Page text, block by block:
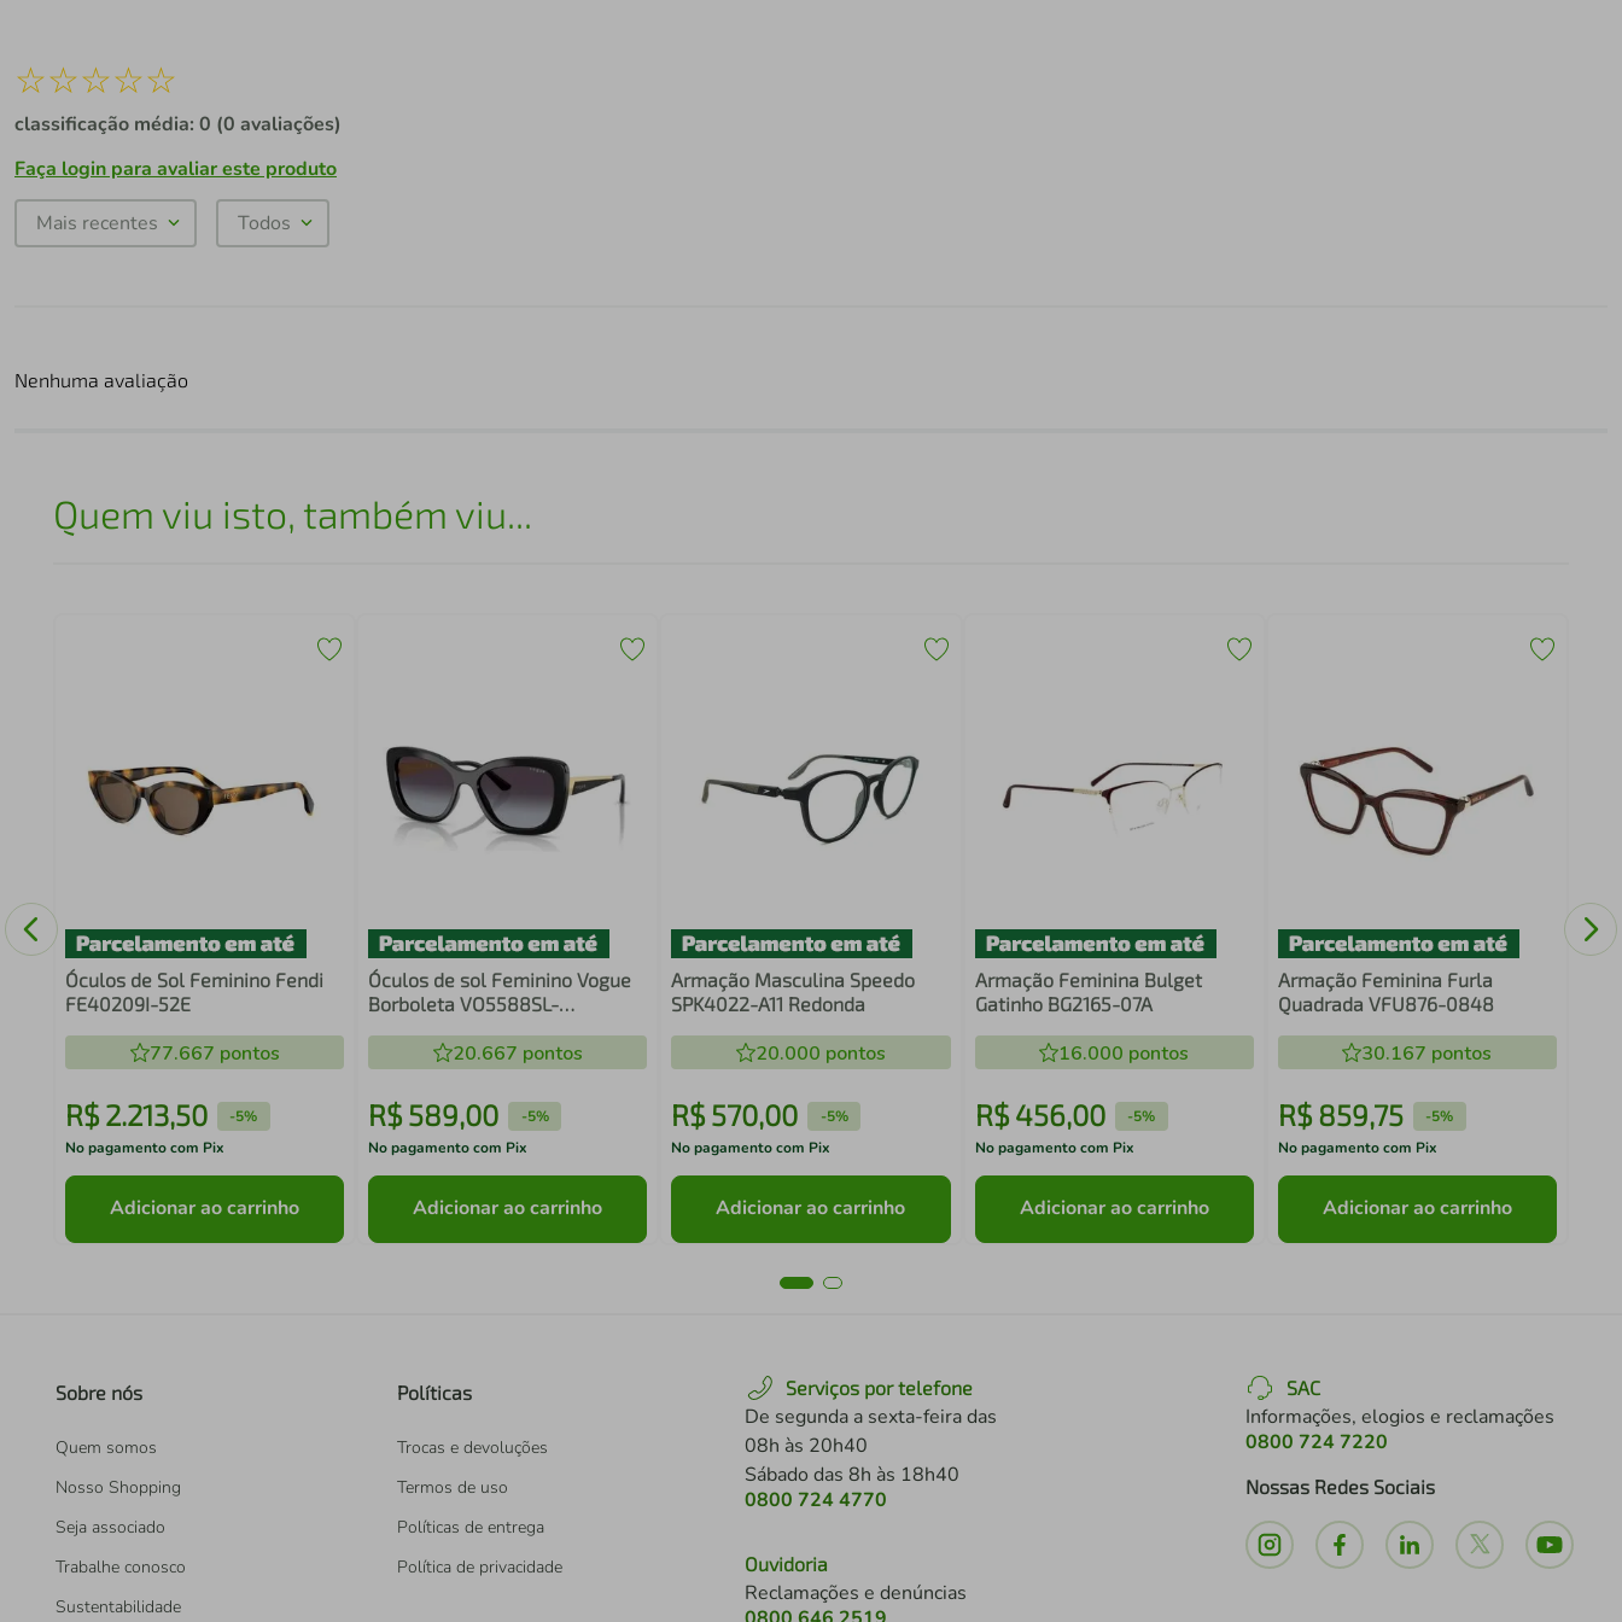
☆☆☆☆☆
classificação média: 0 (0 avaliações)
Faça login para avaliar este produto
Mais recentes Todos
Nenhuma avaliação
Quem viu isto, também viu...
Óculos de Sol Feminino Fendi
FE40209I-52E
77.667 pontos
R$ 2.213,50 -5%
No pagamento com Pix
Adicionar ao carrinho
Óculos de sol Feminino Vogue
Borboleta VO5588SL-
20.667 pontos
R$ 589,00 -5%
No pagamento com Pix
Adicionar ao carrinho
Armação Masculina Speedo
SPK4022-A11 Redonda
20.000 pontos
R$570,00 -5%
No pagamento com Pix
Adicionar ao carrinho
Armação Feminina Bulget
Gatinho BG2165-07A
16.000 pontos
R$ 456,00 -5%
No pagamento com Pix
Adicionar ao carrinho
Armação Feminina Furla
Quadrada VFU876-0848
30.167 pontos
R$ 859,75 -5%
No pagamento com Pix
Adicionar ao carrinho
Sobre nós
Quem somos
Nosso Shopping
Seja associado
Trabalhe conosco
Sustentabilidade
Políticas
Trocas e devoluções
Termos de uso
Políticas de entrega
Política de privacidade
Serviços por telefone
De segunda a sexta-feira das
08h às 20h40
Sábado das 8h às 18h40
0800 724 4770
Ouvidoria
Reclamações e denúncias
SAC
Informações, elogios e reclamações
0800 724 7220
Nossas Redes Sociais